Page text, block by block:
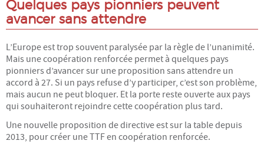
Quelques pays pionniers peuvent
avancer sans attendre
L’Europe est trop souvent paralysée par la règle de l’unanimité.
Mais une coopération renforcée permet à quelques pays
pionniers d’avancer sur une proposition sans attendre un
accord à 27. Si un pays refuse d’y participer, c’est son problème,
mais aucun ne peut bloquer. Et la porte reste ouverte aux pays
qui souhaiteront rejoindre cette coopération plus tard.
Une nouvelle proposition de directive est sur la table depuis
2013, pour créer une TTF en coopération renforcée.